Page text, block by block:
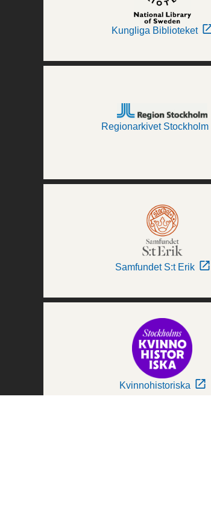
Kungliga Biblioteket
Regionarkivet Stockholm
Samfundet S:t Erik
Kvinnohistoriska